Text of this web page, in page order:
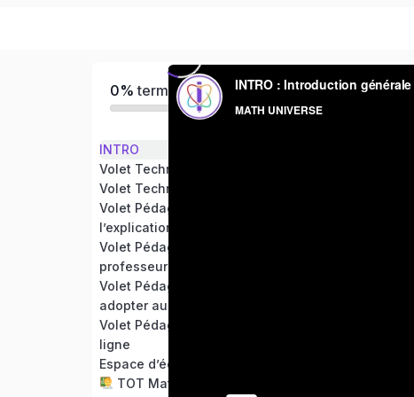
0% terminé(s)
INTRO
Volet Technique: Module 1. Partie Hardware
Volet Technique: Module 2. Partie Software.
Volet Pédagogique: Module 1: Les penses bêtes de
l’explication
Volet Pédagogique: Module 2: Attitude d’un
professeur
Volet Pédagogique: Module 3. Les réflexes à
adopter au cours d’une séance en ligne.
Volet Pédagogique: Module 4. Une belle séance en
ligne
Espace d’échange
TOT Math-universe Après intégration